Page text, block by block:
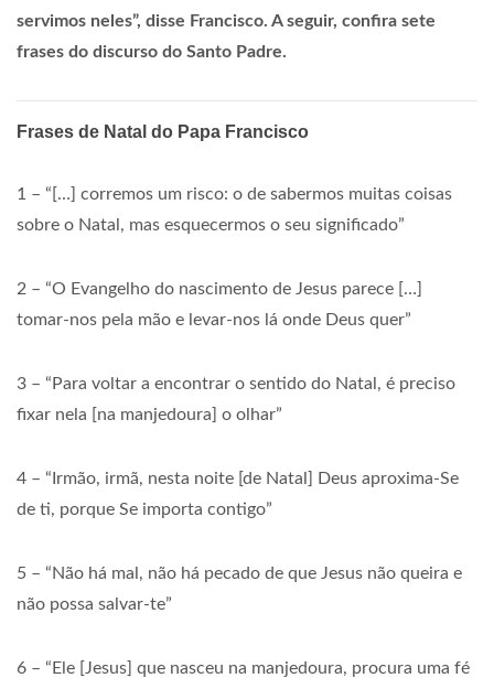
servimos neles”, disse Francisco. A seguir, confira sete
frases do discurso do Santo Padre.
Frases de Natal do Papa Francisco
1 – “[…] corremos um risco: o de sabermos muitas coisas
sobre o Natal, mas esquecermos o seu significado”
2 – “O Evangelho do nascimento de Jesus parece […]
tomar-nos pela mão e levar-nos lá onde Deus quer”
3 – “Para voltar a encontrar o sentido do Natal, é preciso
fixar nela [na manjedoura] o olhar”
4 – “Irmão, irmã, nesta noite [de Natal] Deus aproxima-Se
de ti, porque Se importa contigo”
5 – “Não há mal, não há pecado de que Jesus não queira e
não possa salvar-te”
6 – “Ele [Jesus] que nasceu na manjedoura, procura uma fé